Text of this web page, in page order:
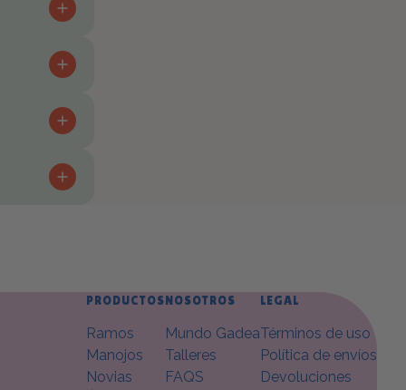
PRODUCTOS
Ramos
Manojos
Novias
NOSOTROS
Mundo Gadea
Talleres
FAQS
LEGAL
Términos de uso
Política de envíos
Devoluciones